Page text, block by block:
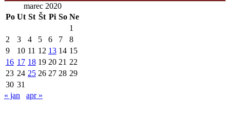
marec 2020
Po Ut St Št Pi So Ne
1
2
3 4 5 6 7
8
9
10 11 12 13 14 15
16 17 18 19 20 21 22
23 24 25 26 27 28 29
30 31
« jan
apr »